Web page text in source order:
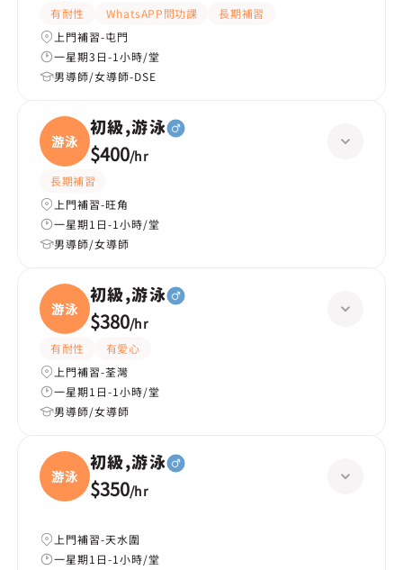
有耐性 WhatsAPP問功課
長期補習
上門補習-屯門
一星期3日-1小時/堂
男導師/女導師-DSE
游泳
初級,游泳
$400/hr
長期補習
上門補習-旺角
一星期1日-1小時/堂
男導師/女導師
游泳
初級,游泳
$380/hr
有耐性
有愛心
上門補習-荃灣
一星期1日-1小時/堂
男導師/女導師
游泳
初級,游泳
$350/hr
上門補習-天水圍
一星期1日-1小時/堂